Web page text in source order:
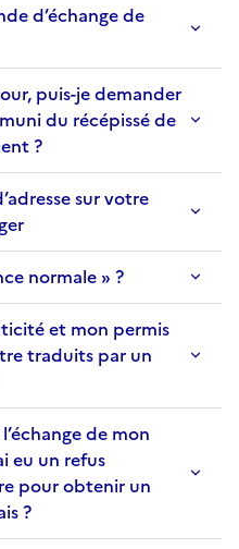
d’échange de
puis-je demander
du récépissé de
?
sur votre
normale » ?
et mon permis
traduits par un
de mon
eu un refus
pour obtenir un
?